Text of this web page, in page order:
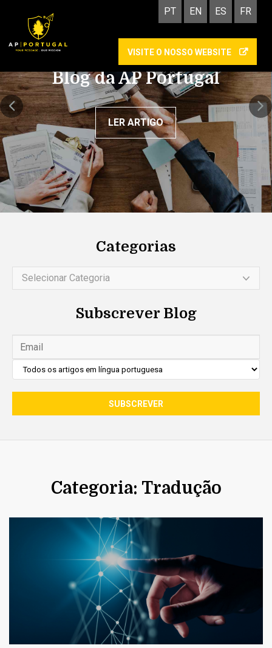
PT EN ES FR
VISITE O NOSSO WEBSITE
Academy: as vantagens
de cumprires um estágio
na AP Portugal
LER ARTIGO
Categorias
Selecionar Categoria
Subscrever Blog
Categoria: Tradução